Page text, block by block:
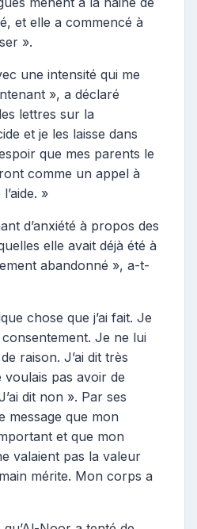
et elle a commencé à
».
une intensité qui me
», a déclaré
lettres sur la
et je les laisse dans
que mes parents le
comme un appel à
»
d’anxiété à propos des
elle avait déjà été à
abandonné », a-t-
chose que j’ai fait. Je
Je ne lui
raison. J’ai dit très
voulais pas avoir de
dit non ». Par ses
message que mon
et que mon
valaient pas la valeur
mérite. Mon corps a